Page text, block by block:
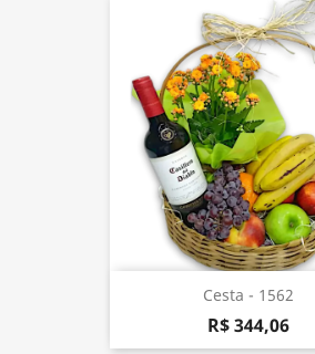
Cesta - 1562
R$ 344,06